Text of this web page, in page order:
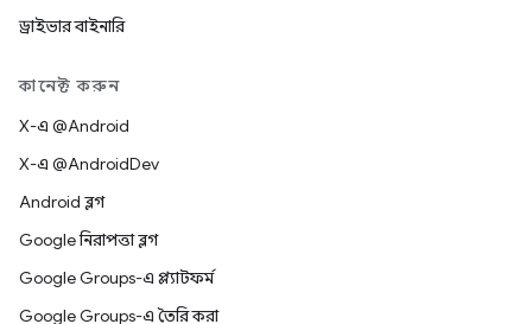
ড্রাইভার বাইনারি
কানেক্ট করুন
X-এ @Android
X-এ @AndroidDev
Android ব্লগ
Google নিরাপত্তা ব্লগ
Google Groups-এ প্ল্যাটফর্ম
Google Groups-এ তৈরি করা